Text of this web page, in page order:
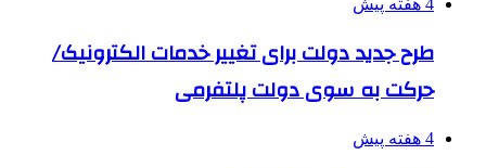
4 هفته پیش
طرح جدید دولت برای تغییر خدمات الکترونیک/
حرکت به سوی دولت پلتفرمی
4 هفته پیش